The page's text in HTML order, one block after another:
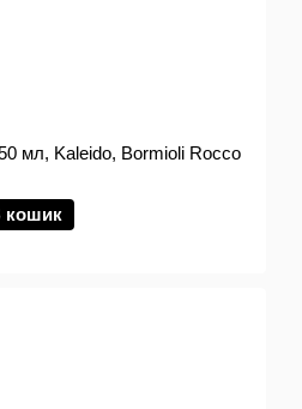
мл, Kaleido, Bormioli Rocco
кошик